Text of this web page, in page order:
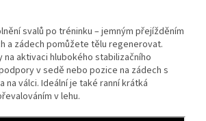
svalů po tréninku – jemným přejížděním
a zádech pomůžete tělu regenerovat.
aktivaci hlubokého stabilizačního
v sedě nebo pozice na zádech s
na válci. Ideální je také ranní krátká
v lehu.